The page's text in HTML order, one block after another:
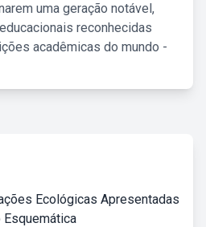
uma geração notável,
reconhecidas
acadêmicas do mundo -
Ecológicas Apresentadas
Esquemática